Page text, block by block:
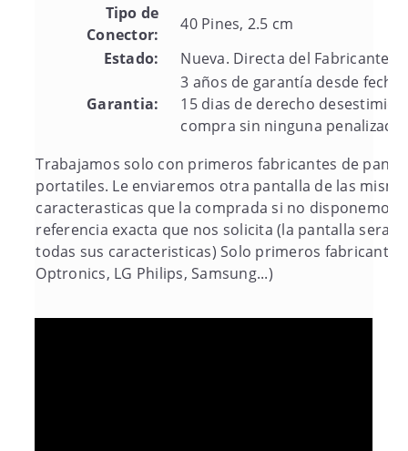
Tipo de
Conector:
40 Pines, 2.5 cm
Estado:
Nueva. Directa del Fabricante
Garantia:
3 años de garantía desde fecha
15 dias de derecho
compra sin ninguna
Trabajamos solo con primeros fabricantes de
portatiles. Le enviaremos otra pantalla de las
caracterasticas que la comprada si no disponemos
referencia exacta que nos solicita (la pantalla sera
todas sus caracteristicas) Solo primeros fabricantes
Optronics, LG Philips, Samsung...)